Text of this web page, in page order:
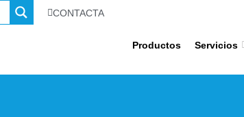
CONTACTA
Productos Servicios